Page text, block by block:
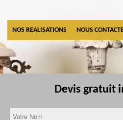
NOS REALISATIONS NOUS
Devis gratuit